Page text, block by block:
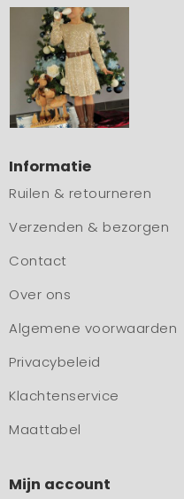
Informatie
Ruilen & retourneren
Verzenden & bezorgen
Contact
Over ons
Algemene voorwaarden
Privacybeleid
Klachtenservice
Maattabel
Mijn account